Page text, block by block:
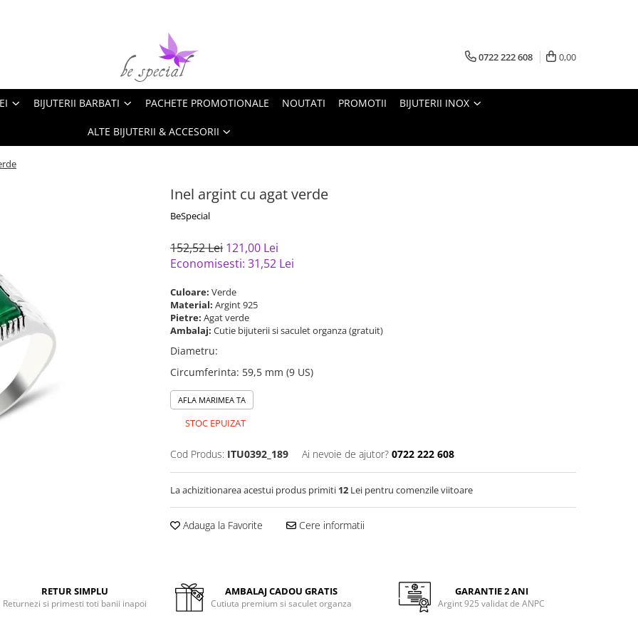
0722 222 608 0,00
BIJUTERII BARBATI PACHETE PROMOTIONALE NOUTATI PROMOTII BIJUTERII INOX
ALTE BIJUTERII & ACCESORII
Inel argint cu agat verde
BeSpecial
152,52 Lei 121,00 Lei
Economisesti: 31,52 Lei
Culoare: Verde
Material: Argint 925
Pietre: Agat verde
Ambalaj: Cutie bijuterii si saculet organza (gratuit)
Diametru:
Circumferinta: 59,5 mm (9 US)
AFLA MARIMEA TA
STOC EPUIZAT
Cod Produs: ITU0392_189 Ai nevoie de ajutor? 0722 222 608
La achizitionarea acestui produs primiti 12 Lei pentru comenzile viitoare
Adauga la Favorite Cere informatii
RETUR SIMPLU
Returnezi si primesti toti banii inapoi
AMBALAJ CADOU GRATIS
Cutiuta premium si saculet organza
GARANTIE 2 ANI
Argint 925 validat de ANPC